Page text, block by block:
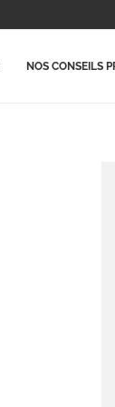
NOS CONSEILS